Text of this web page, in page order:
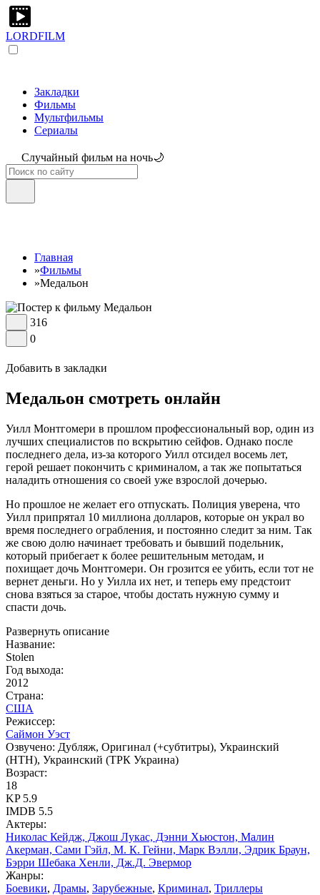
LORDFILM
Закладки
Фильмы
Мультфильмы
Сериалы
Случайный фильм на ночь🌙
Главная
»Фильмы
»Медальон
316
0
Добавить в закладки
Медальон смотреть онлайн
Уилл Монтгомери в прошлом профессиональный вор, один из
лучших специалистов по вскрытию сейфов. Однако после
последнего дела, из-за которого Уилл отсидел восемь лет,
герой решает покончить с криминалом, а так же попытаться
наладить отношения со своей уже взрослой дочерью.
Но прошлое не желает его отпускать. Полиция уверена, что
Уилл припрятал 10 миллиона долларов, которые он украл во
время последнего ограбления, и постоянно следит за ним. Так
же свою долю начинает требовать и бывший подельник,
который прибегает к более решительным методам, и
похищает дочь Монтгомери. Он грозится ее убить, если тот не
вернет деньги. Но у Уилла их нет, и теперь ему предстоит
снова взяться за старое, чтобы достать нужную сумму и
спасти дочь.
Развернуть описание
Название:
Stolen
Год выхода:
2012
Страна:
США
Режиссер:
Саймон Уэст
Озвучено: Дубляж, Оригинал (+субтитры), Украинский
(НТН), Украинский (ТРК Украина)
Возраст:
18
KP5.9
IMDB 5.5
Актеры:
Николас Кейдж, Джош Лукас, Дэнни Хьюстон, Малин
Акерман, Сами Гэйл, М. К. Гейни, Марк Вэлли, Эдрик Браун,
Бэрри Шебака Хенли, Дж.Д. Эвермор
Жанры:
Боевики, Драмы, Зарубежные, Криминал, Триллеры